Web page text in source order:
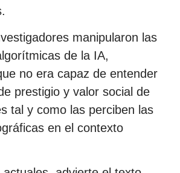
manipularon las
de la IA,
no era capaz de entender
prestigio y valor social de
tal y como las perciben las
en el contexto